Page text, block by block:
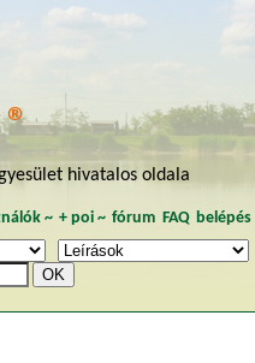
hivatalos oldala
~ + poi~ fórum FAQ belépés